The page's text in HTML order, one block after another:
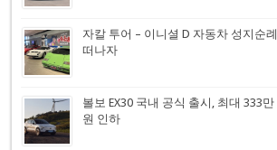
자칼 투어 – 이니셜 D 자동차 성지순례
떠나자
볼보 EX30 국내 공식 출시, 최대 333만
원 인하